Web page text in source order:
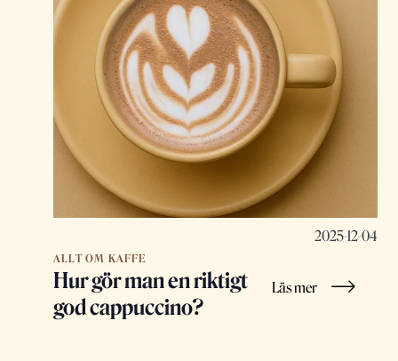
2025-12-04
ALLT OM KAFFE
Hur gör man en riktigt
god cappuccino?
Läs mer